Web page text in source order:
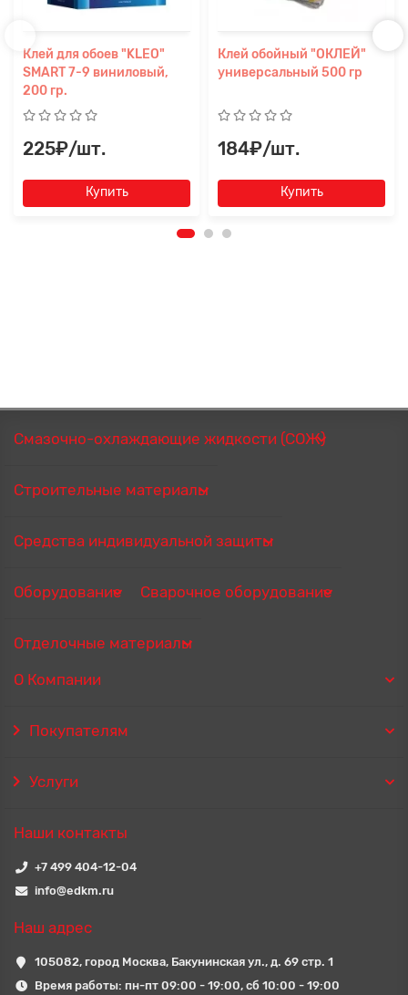
Клей для обоев "KLEO"
SMART 7-9 виниловый,
200 гр.
225₽/шт.
Купить
Клей обойный "ОКЛЕЙ"
универсальный 500 гр
184₽/шт.
Купить
Смазочно-охлаждающие жидкости (СОЖ)
Строительные материалы
Средства индивидуальной защиты
Оборудование Сварочное оборудование
Отделочные материалы
О Компании
Покупателям
Услуги
Наши контакты
+7 499 404-12-04
info@edkm.ru
Наш адрес
105082, город Москва, Бакунинская ул., д. 69 стр. 1
Время работы: пн-пт 09:00 - 19:00, сб 10:00 - 19:00